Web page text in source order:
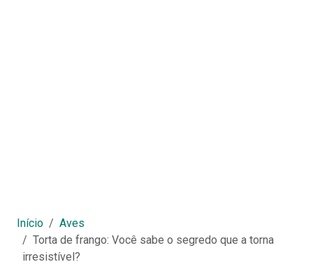
Início
Aves
Torta de frango: Você sabe o segredo que a torna
irresistível?